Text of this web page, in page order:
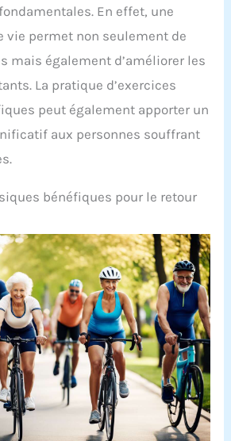
En effet, une
vie permet non seulement de
mais également d’améliorer les
La pratique d’exercices
peut également apporter un
aux personnes souffrant
bénéfiques pour le retour